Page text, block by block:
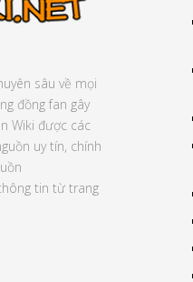
sâu về mọi
đồng fan gây
Wiki được các
uy tín, chính
tin từ trang